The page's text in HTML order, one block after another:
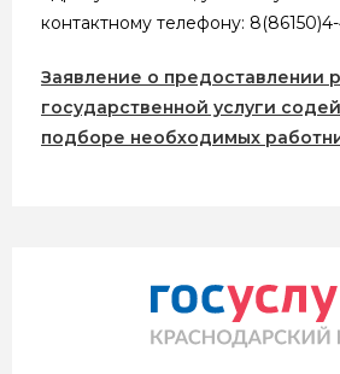
контактному телефону: 8(86150)4-
Заявление о предоставлении
государственной услуги
подборе необходимых